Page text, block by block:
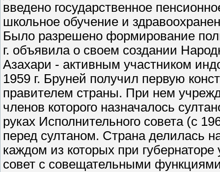
введено государственное
школьное обучение и
Было разрешено формирование
г. объявила о своем создании
Азахари - активным участником
1959 г. Бруней получил первую
правителем страны. При нем
членов которого назначалось
руках Исполнительного совета (с
перед султаном. Страна делилась
каждом из которых при
совет с совещательными